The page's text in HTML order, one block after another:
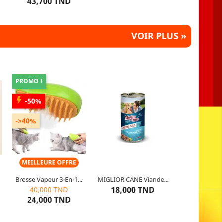
VOIR PLUS »
MEILLEURE OFFRE
Brosse Vapeur 3-En-1...
40,000 TND
24,000 TND
-50%
PROMO !
->40%
Couleur : Vert
Contient : réservoir d’eau
facile à remplir
Gamme de produits : Brosse
Vapeur
10articles restants MIGLIOR CANE Viande...
18,000 TND
Gamme de produits : Viande
Blanche
Capacité : 1.250 KG
Utilisable : Chien
10articles restants